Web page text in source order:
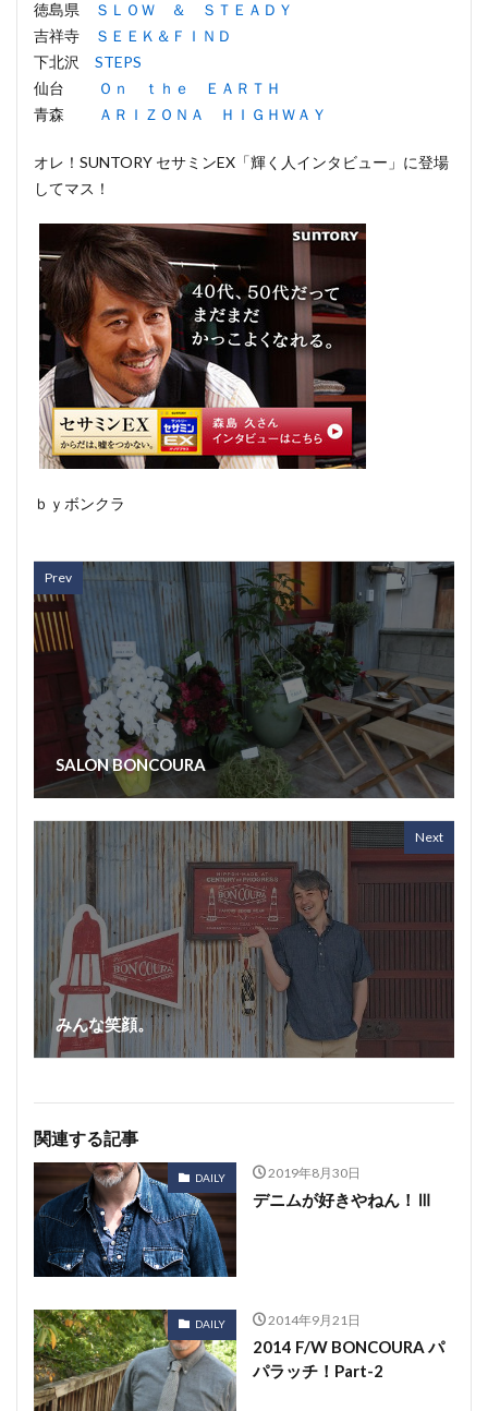
徳島県
ＳＬＯＷ ＆ ＳＴＥＡＤＹ
吉祥寺
ＳＥＥＫ＆ＦＩＮＤ
下北沢 STEPS
仙台
Ｏｎ ｔｈｅ ＥＡＲＴＨ
青森
ＡＲＩＺＯＮＡ ＨＩＧＨＷＡＹ
オレ！SUNTORY セサミンEX「輝く人インタビュー」に登場
してマス！
ｂｙボンクラ
Prev
SALON BONCOURA
Next
みんな笑顔。
関連する記事
DAILY 2019年8月30日
デニムが好きやねん！Ⅲ
DAILY 2014年9月21日
2014 F/W BONCOURA パ
パラッチ！Part-2